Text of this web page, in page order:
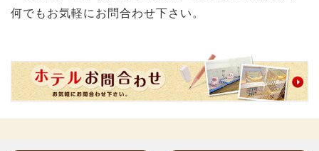
何でもお気軽にお問合わせ下さい。